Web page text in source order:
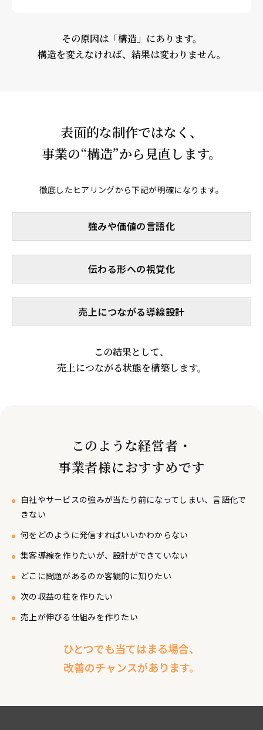
その原因は「構造」にあります。
構造を変えなければ、結果は変わりません。
表面的な制作ではなく、
事業の“構造”から見直します。
徹底したヒアリングから下記が明確になります。
強みや価値の言語化
伝わる形への視覚化
売上につながる導線設計
この結果として、
売上につながる状態を構築します。
このような経営者・
事業者様におすすめです
自社やサービスの強みが当たり前になってしまい、言語化で
きない
何をどのように発信すればいいかわからない
集客導線を作りたいが、設計ができていない
どこに問題があるのか客観的に知りたい
次の収益の柱を作りたい
売上が伸びる仕組みを作りたい
ひとつでも当てはまる場合、
改善のチャンスがあります。